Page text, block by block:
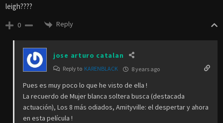
leigh????
0 Reply
jose arturo catalan
Reply to KARENBLACK 8 years ago
Pues es muy poco lo que he visto de ella !
La recuerdo de Mujer blanca soltera busca (destacada
actuación), Los 8 más odiados, Amityville: el despertar y ahora
en esta película !